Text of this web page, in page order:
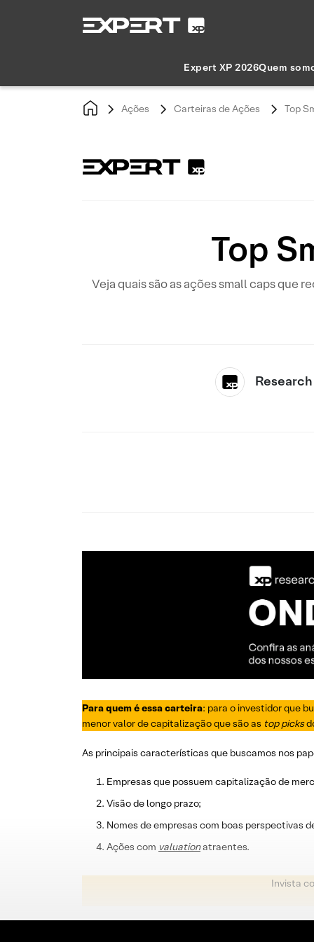
Expert XP 2026Quem
Ações Carteiras de Ações Top
Top
Veja quais são as ações small caps que
Para quem é essa carteira: para o investidor que
menor valor de capitalização que são as top picks
As principais características que buscamos nos
Empresas que possuem capitalização de
Visão de longo prazo;
Nomes de empresas com boas perspectivas
Ações com valuationatraentes.
Invista